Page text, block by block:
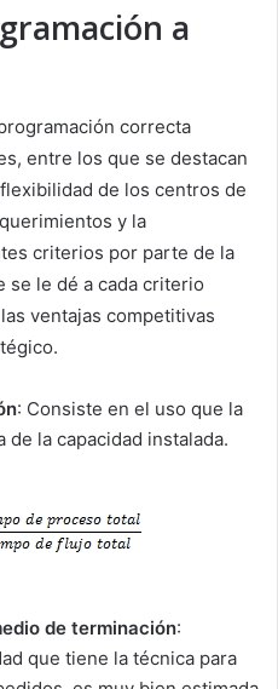
a
correcta
entre los que se destacan
de los centros de
y la
criterios por parte de la
se le dé a cada criterio
ventajas competitivas
: Consiste en el uso que la
de la capacidad instalada.
de terminación:
que tiene la técnica para